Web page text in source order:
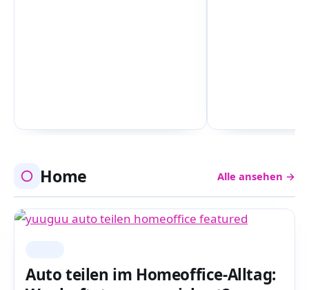
Home Alle ansehen →
Auto teilen im Homeoffice-Alltag: